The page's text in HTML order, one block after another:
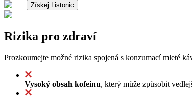
Získej Listonic
Rizika pro zdraví
Prozkoumejte možné rizika spojená s konzumací mleté
Vysoký obsah kofeinu, který může způsobit